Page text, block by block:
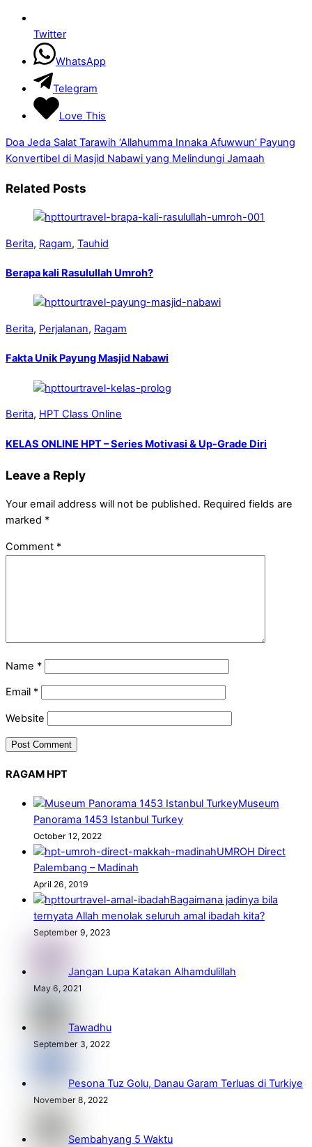
Twitter
WhatsApp
Telegram
Love This
Doa Jeda Salat Tarawih ‘Allahumma Innaka Afuwwun’ Payung
Konvertibel di Masjid Nabawi yang Melindungi Jamaah
Related Posts
Berita, Ragam, Tauhid
Berapa kali Rasulullah Umroh?
Berita, Perjalanan, Ragam
Fakta Unik Payung Masjid Nabawi
Berita, HPT Class Online
KELAS ONLINE HPT – Series Motivasi & Up-Grade Diri
Leave a Reply
Your email address will not be published. Required fields are
marked *
Comment *
Name *
Email *
Website
RAGAM HPT
Museum
Panorama 1453 Istanbul Turkey
October 12, 2022
UMROH Direct
Palembang – Madinah
April 26, 2019
Bagaimana jadinya bila
ternyata Allah menolak seluruh amal ibadah kita?
September 9, 2023
Jangan Lupa Katakan Alhamdulillah
May 6, 2021
Tawadhu
September 3, 2022
Pesona Tuz Golu, Danau Garam Terluas di Turkiye
November 8, 2022
Sembahyang 5 Waktu